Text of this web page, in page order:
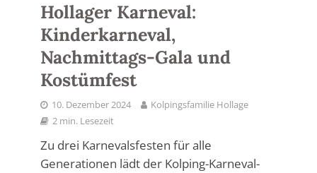
Hollager Karneval:
Kinderkarneval,
Nachmittags-Gala und
Kostümfest
10. Dezember 2024
Kolpingsfamilie Hollage
2 min. Lesezeit
Zu drei Karnevalsfesten für alle
Generationen lädt der Kolping-Karneval-